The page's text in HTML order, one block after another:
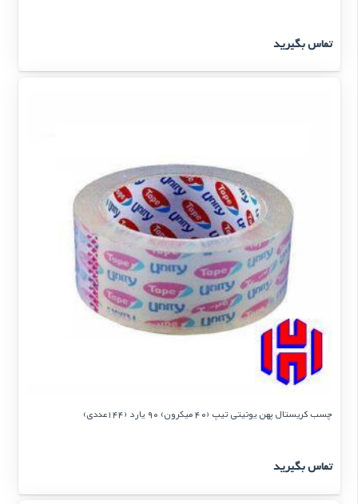
تماس بگیرید
چسب کریستال پهن یونیتی تیپ (40 میکرون) 90 یارد (144عددی)
تماس بگیرید